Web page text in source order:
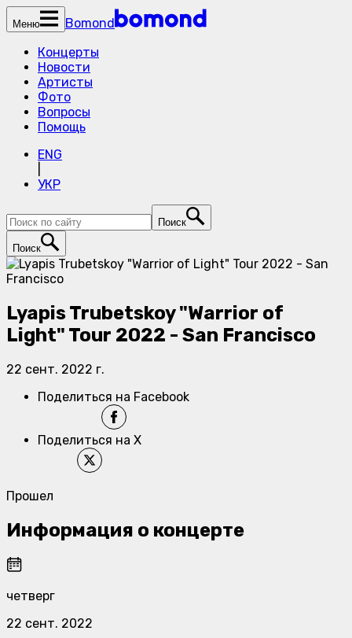
Меню
Bomond
Концерты
Новости
Артисты
Фото
Вопросы
Помощь
ENG
УКР
Поиск
Поиск
Lyapis Trubetskoy "Warrior of
Light" Tour 2022 - San Francisco
22 сент. 2022 г.
Поделиться на Facebook
Поделиться на X
Прошел
Информация о концерте
четверг
22 сент. 2022